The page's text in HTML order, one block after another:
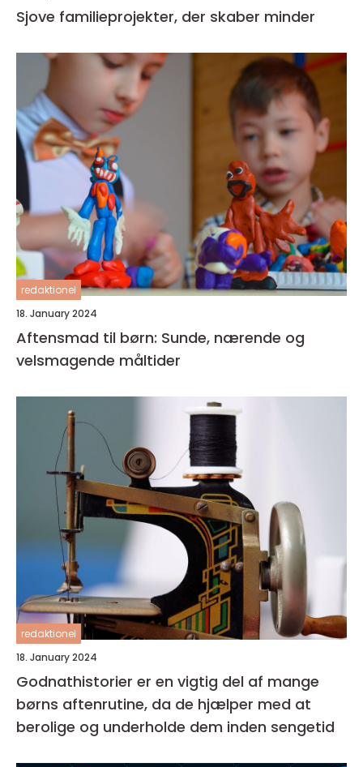
Sjove familieprojekter, der skaber minder
redaktionel
18. January 2024
Aftensmad til børn: Sunde, nærende og
velsmagende måltider
redaktionel
18. January 2024
Godnathistorier er en vigtig del af mange
børns aftenrutine, da de hjælper med at
berolige og underholde dem inden sengetid